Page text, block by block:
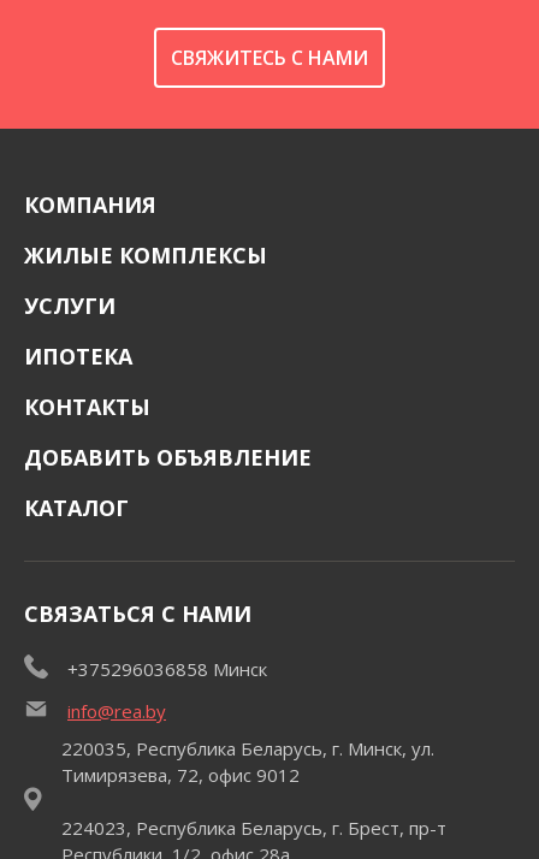
СВЯЖИТЕСЬ С НАМИ
КОМПАНИЯ
ЖИЛЫЕ КОМПЛЕКСЫ
УСЛУГИ
ИПОТЕКА
КОНТАКТЫ
ДОБАВИТЬ ОБЪЯВЛЕНИЕ
КАТАЛОГ
СВЯЗАТЬСЯ С НАМИ
+375296036858 Минск
info@rea.by
220035, Республика Беларусь, г. Минск, ул.
Тимирязева, 72, офис 9012
224023, Республика Беларусь, г. Брест, пр-т